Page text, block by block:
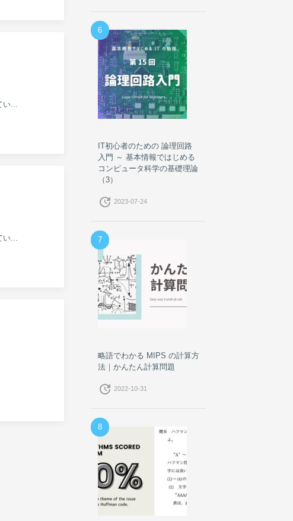
い...
い...
6
IT初心者のための 論理回路
入門 ～ 基本情報ではじめる
コンピュータ科学の基礎理論
（3）
update 2023-07-24
7
略語でわかる MIPS の計算方
法｜かんたん計算問題
update 2022-10-31
8